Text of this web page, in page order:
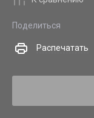
Поделиться
Распечатать